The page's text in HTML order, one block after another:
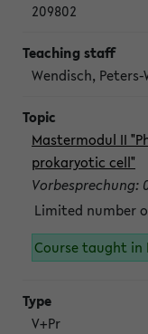
209802
Wendisch, Peters-
Mastermodul II
prokaryotic cell"
Vorbesprechung:
Limited number
Course taught in
V+Pr